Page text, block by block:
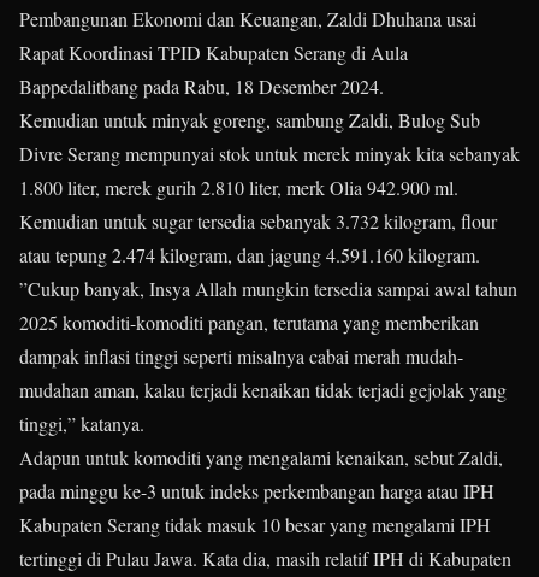
Pembangunan Ekonomi dan Keuangan, Zaldi Dhuhana usai
Rapat Koordinasi TPID Kabupaten Serang di Aula
Bappedalitbang pada Rabu, 18 Desember 2024.
Kemudian untuk minyak goreng, sambung Zaldi, Bulog Sub
Divre Serang mempunyai stok untuk merek minyak kita sebanyak
1.800 liter, merek gurih 2.810 liter, merk Olia 942.900 ml.
Kemudian untuk sugar tersedia sebanyak 3.732 kilogram, flour
atau tepung 2.474 kilogram, dan jagung 4.591.160 kilogram.
”Cukup banyak, Insya Allah mungkin tersedia sampai awal tahun
2025 komoditi-komoditi pangan, terutama yang memberikan
dampak inflasi tinggi seperti misalnya cabai merah mudah-
mudahan aman, kalau terjadi kenaikan tidak terjadi gejolak yang
tinggi,” katanya.
Adapun untuk komoditi yang mengalami kenaikan, sebut Zaldi,
pada minggu ke-3 untuk indeks perkembangan harga atau IPH
Kabupaten Serang tidak masuk 10 besar yang mengalami IPH
tertinggi di Pulau Jawa. Kata dia, masih relatif IPH di Kabupaten